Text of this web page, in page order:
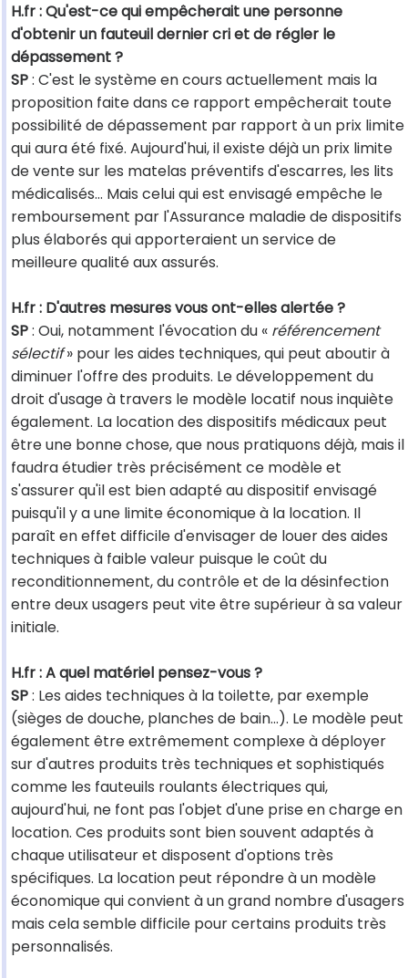
H.fr : Qu'est-ce qui empêcherait une personne
d'obtenir un fauteuil dernier cri et de régler le
dépassement ?
SP: C'est le système en cours actuellement mais la
proposition faite dans ce rapport empêcherait toute
possibilité de dépassement par rapport à un prix limite
qui aura été fixé. Aujourd'hui, il existe déjà un prix limite
de vente sur les matelas préventifs d'escarres, les lits
médicalisés... Mais celui qui est envisagé empêche le
remboursement par l'Assurance maladie de dispositifs
plus élaborés qui apporteraient un service de
meilleure qualité aux assurés.
H.fr : D'autres mesures vous ont-elles alertée ?
SP: Oui, notamment l'évocation du « référencement
sélectif» pour les aides techniques, qui peut aboutir à
diminuer l'offre des produits. Le développement du
droit d'usage à travers le modèle locatif nous inquiète
également. La location des dispositifs médicaux peut
être une bonne chose, que nous pratiquons déjà, mais il
faudra étudier très précisément ce modèle et
s'assurer qu'il est bien adapté au dispositif envisagé
puisqu'il y a une limite économique à la location. Il
paraît en effet difficile d'envisager de louer des aides
techniques à faible valeur puisque le coût du
reconditionnement, du contrôle et de la désinfection
entre deux usagers peut vite être supérieur à sa valeur
initiale.
H.fr : A quel matériel pensez-vous ?
SP: Les aides techniques à la toilette, par exemple
(sièges de douche, planches de bain...). Le modèle peut
également être extrêmement complexe à déployer
sur d'autres produits très techniques et sophistiqués
comme les fauteuils roulants électriques qui,
aujourd'hui, ne font pas l'objet d'une prise en charge en
location. Ces produits sont bien souvent adaptés à
chaque utilisateur et disposent d'options très
spécifiques. La location peut répondre à un modèle
économique qui convient à un grand nombre d'usagers
mais cela semble difficile pour certains produits très
personnalisés.